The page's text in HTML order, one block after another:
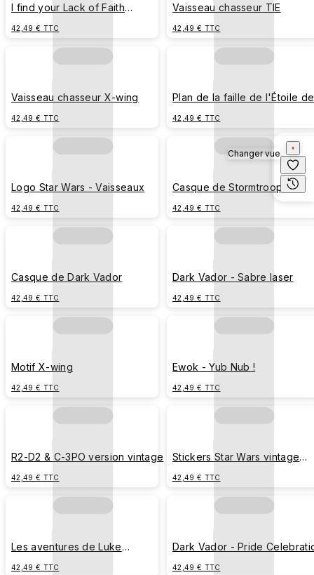
I find your Lack of Faith
42,49 € TTC
Vaisseau chasseur TIE
42,49 € TTC
Vaisseau chasseur X-wing
42,49 € TTC
Plan de la faille de l'Étoile de
42,49 € TTC
Logo Star Wars - Vaisseaux
42,49 € TTC
Casque de Stormtrooper
42,49 € TTC
Casque de Dark Vador
42,49 € TTC
Dark Vador - Sabre laser
42,49 € TTC
Motif X-wing
42,49 € TTC
Ewok - Yub Nub !
42,49 € TTC
R2-D2 & C-3PO version vintage
42,49 € TTC
Stickers Star Wars vintage
42,49 € TTC
Les aventures de Luke
42,49 € TTC
Dark Vador - Pride
42,49 € TTC
Changer vue